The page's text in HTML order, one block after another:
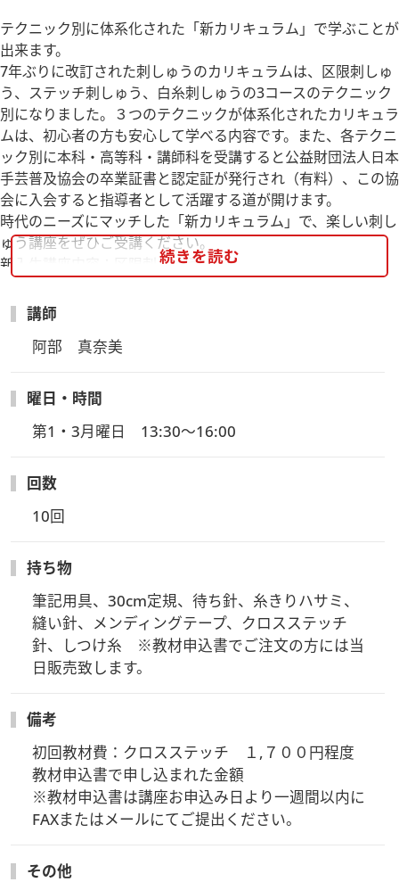
テクニック別に体系化された「新カリキュラム」で学ぶことが
出来ます。
7年ぶりに改訂された刺しゅうのカリキュラムは、区限刺しゅ
う、ステッチ刺しゅう、白糸刺しゅうの3コースのテクニック
別になりました。３つのテクニックが体系化されたカリキュラ
ムは、初心者の方も安心して学べる内容です。また、各テクニ
ック別に本科・高等科・講師科を受講すると公益財団法人日本
手芸普及協会の卒業証書と認定証が発行され（有料）、この協
会に入会すると指導者として活躍する道が開けます。
時代のニーズにマッチした「新カリキュラム」で、楽しい刺し
ゅう講座をぜひご受講ください。
新入生講座内容：区限刺しゅう
ウェーデン刺しゅう 他
続きを読む
講師
阿部　真奈美
曜日・時間
第1・3月曜日　13:30～16:00
回数
10回
持ち物
筆記用具、30cm定規、待ち針、糸きりハサミ、
縫い針、メンディングテープ、クロスステッチ
針、しつけ糸　※教材申込書でご注文の方には当
日販売致します。
備考
初回教材費：クロスステッチ　１,７００円程度
教材申込書で申し込まれた金額
※教材申込書は講座お申込み日より一週間以内に
FAXまたはメールにてご提出ください。
その他